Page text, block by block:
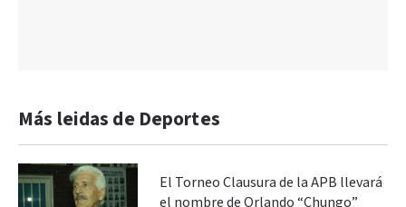
Más leidas de Deportes
El Torneo Clausura de la APB llevará
el nombre de Orlando “Chungo”